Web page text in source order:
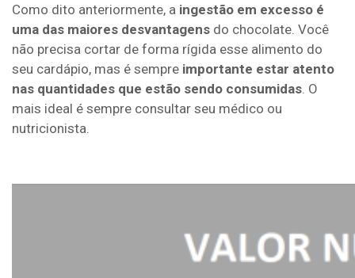
Como dito anteriormente, a ingestão em excesso é
uma das maiores desvantagens do chocolate. Você
não precisa cortar de forma rígida esse alimento do
seu cardápio, mas é sempre importante estar atento
nas quantidades que estão sendo consumidas. O
mais ideal é sempre consultar seu médico ou
nutricionista.